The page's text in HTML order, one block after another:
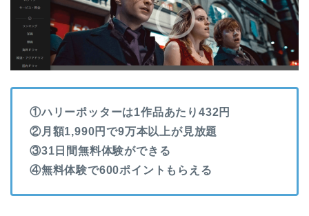
①ハリーポッターは1作品あたり432円
②月額1,990円で9万本以上が見放題
③31日間無料体験ができる
④無料体験で600ポイントもらえる